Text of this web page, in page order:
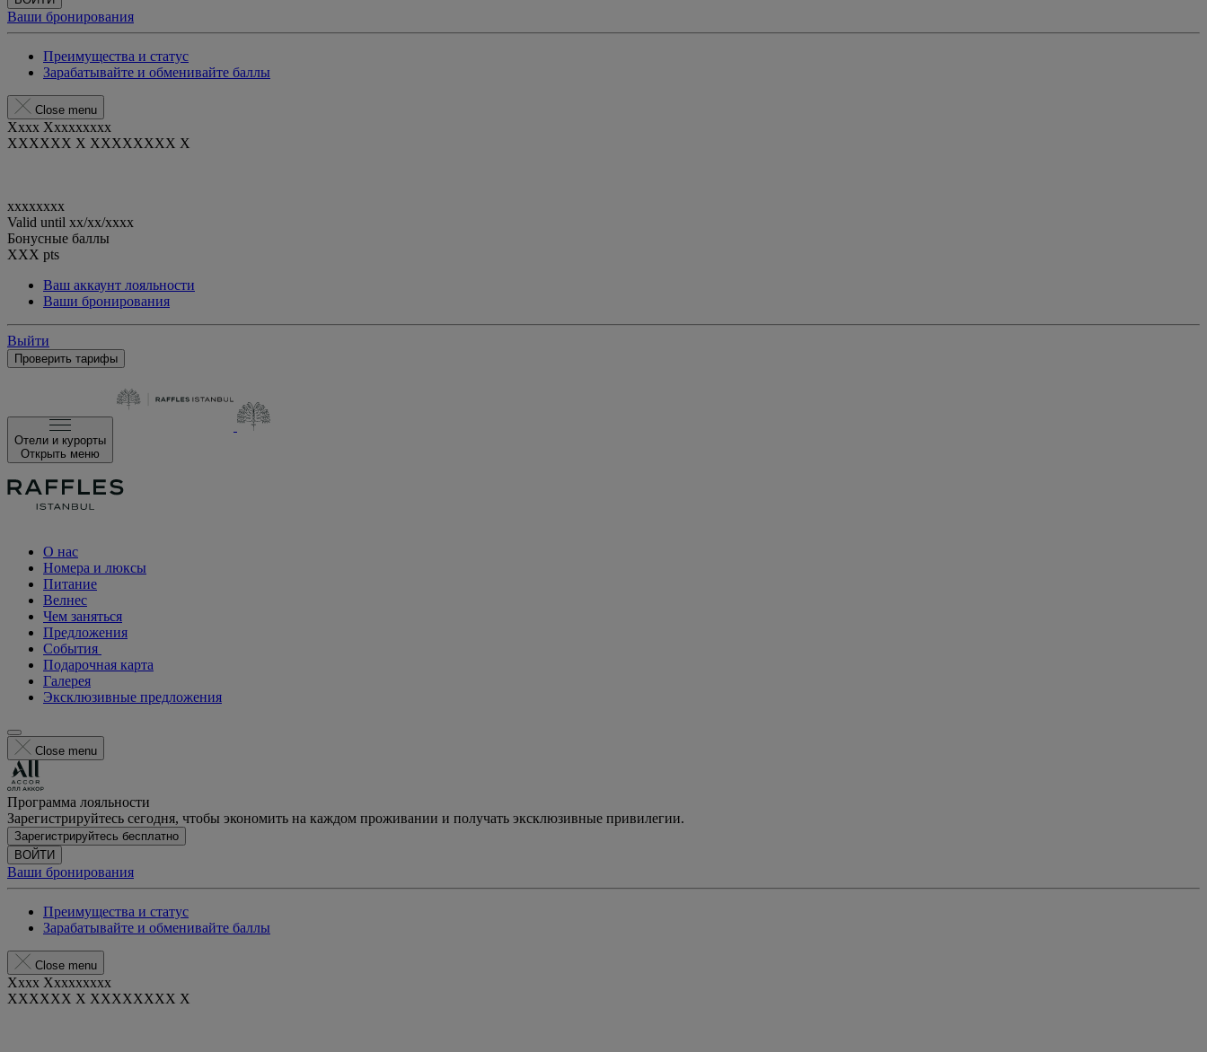
Ваши бронирования
Преимущества и статус
Зарабатывайте и обменивайте баллы
Close menu
Xxxx Xxxxxxxxx
XXXXXX X XXXXXXXX X
xxxxxxxx
Valid until xx/xx/xxxx
Бонусные баллы
XXX pts
Ваш аккаунт лояльности
Ваши бронирования
Выйти
Проверить тарифы
Отели и курорты
Открыть меню
О нас
Номера и люксы
Питание
Велнес
Чем заняться
Предложения
События
Подарочная карта
Галерея
Эксклюзивные предложения
Close menu
Программа лояльности
Зарегистрируйтесь сегодня, чтобы экономить на каждом проживании и получать эксклюзивные привилегии.
Зарегистрируйтесь бесплатно
ВОЙТИ
Ваши бронирования
Преимущества и статус
Зарабатывайте и обменивайте баллы
Close menu
Xxxx Xxxxxxxxx
XXXXXX X XXXXXXXX X